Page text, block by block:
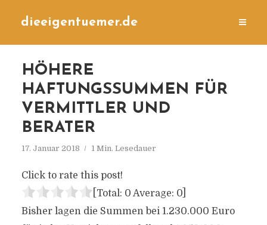
dieeigentuemer.de
HÖHERE
HAFTUNGSSUMMEN FÜR
VERMITTLER UND
BERATER
17. Januar 2018 1 Min. Lesedauer
Click to rate this post!
[Total: 0 Average: 0]
Bisher lagen die Summen bei 1.230.000 Euro